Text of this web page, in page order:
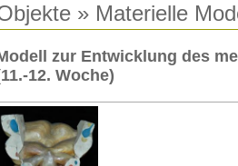
» Materielle
zur Entwicklung des
12. Woche)